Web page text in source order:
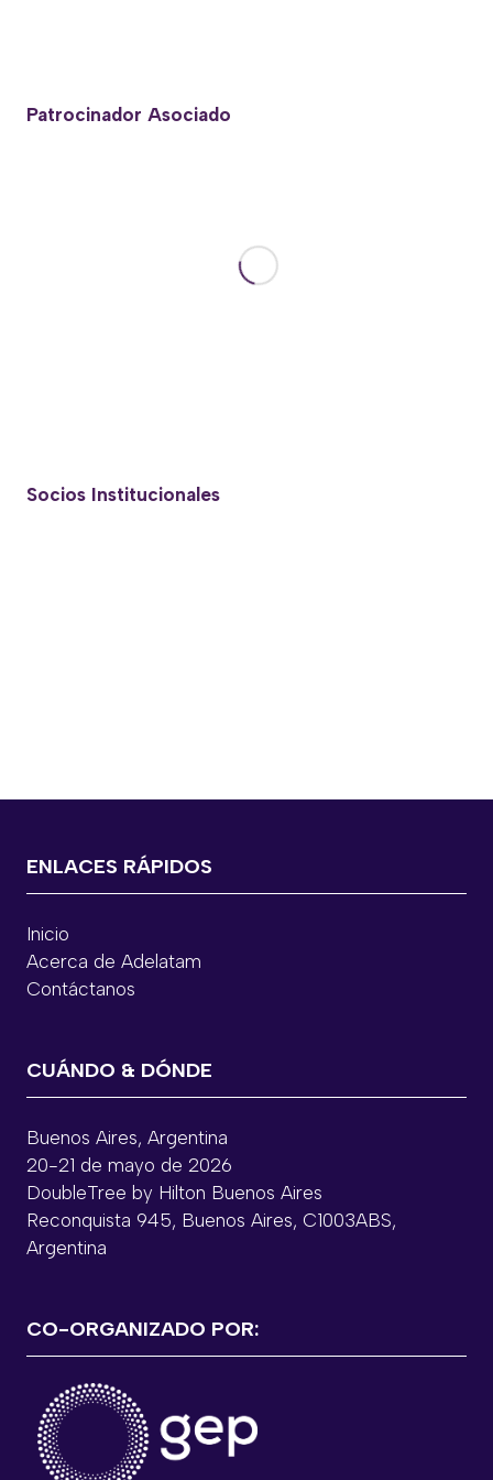
Patrocinador Asociado
Socios Institucionales
ENLACES RÁPIDOS
Inicio
Acerca de Adelatam
Contáctanos
CUÁNDO & DÓNDE
Buenos Aires, Argentina
20-21 de mayo de 2026
DoubleTree by Hilton Buenos Aires
Reconquista 945, Buenos Aires, C1003ABS,
Argentina
CO-ORGANIZADO POR: